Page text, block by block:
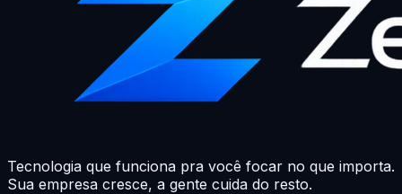
Tecnologia que funciona pra você focar no que importa.
Sua empresa cresce, a gente cuida do resto.